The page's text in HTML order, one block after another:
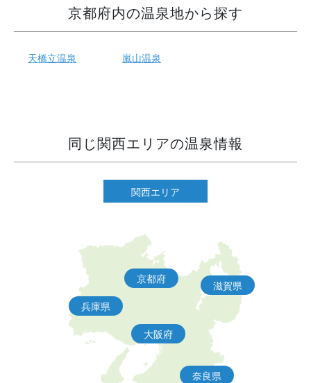
京都府内の温泉地から探す
天橋立温泉 嵐山温泉
同じ関西エリアの温泉情報
関西エリア
大阪府
京都府
兵庫県
奈良県
滋賀県